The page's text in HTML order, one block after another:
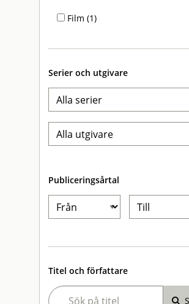
Film (1)
Serier och utgivare
Publiceringsårtal
Titel och författare